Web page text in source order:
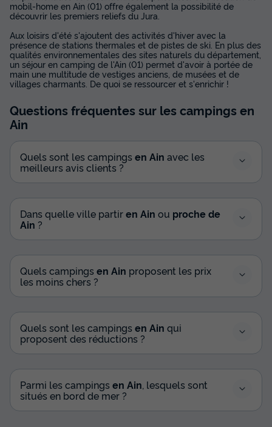
mobil-home en Ain (01) offre également la possibilité de
découvrir les premiers reliefs du Jura.
Aux loisirs d'été s'ajoutent des activités d'hiver avec la
présence de stations thermales et de pistes de ski. En plus des
qualités environnementales des sites naturels du département,
un séjour en camping de l'Ain (01) permet d'avoir à portée de
main une multitude de vestiges anciens, de musées et de
villages charmants. De quoi se ressourcer et s'enrichir !
Questions fréquentes sur les campings en
Ain
Quels sont les campings en Ain avec les
meilleurs avis clients ?
Dans quelle ville partiren Ain ou proche de
Ain ?
Quels campings en Ain proposent les prix
les moins chers ?
Quels sont les campings en Ain qui
proposent des réductions ?
Parmi les campings en Ain, lesquels sont
situés en bord de mer ?